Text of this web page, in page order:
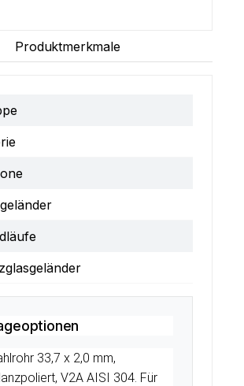
Produktmerkmale
33,7 x 2,0 mm,
V2A AISI 304. Für